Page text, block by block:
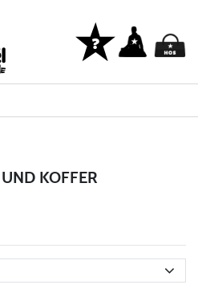
KOFFER